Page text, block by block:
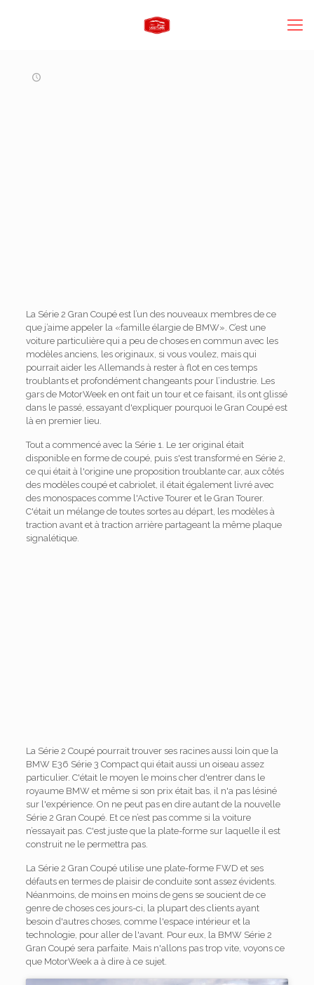
La Série 2 Gran Coupé est l’un des nouveaux membres de ce
que j’aime appeler la «famille élargie de BMW». C’est une
voiture particulière qui a peu de choses en commun avec les
modèles anciens, les originaux, si vous voulez, mais qui
pourrait aider les Allemands à rester à flot en ces temps
troublants et profondément changeants pour l’industrie. Les
gars de MotorWeek en ont fait un tour et ce faisant, ils ont glissé
dans le passé, essayant d'expliquer pourquoi le Gran Coupé est
là en premier lieu.
Tout a commencé avec la Série 1. Le 1er original était
disponible en forme de coupé, puis s'est transformé en Série 2,
ce qui était à l'origine une proposition troublante car, aux côtés
des modèles coupé et cabriolet, il était également livré avec
des monospaces comme l'Active Tourer et le Gran Tourer.
C'était un mélange de toutes sortes au départ, les modèles à
traction avant et à traction arrière partageant la même plaque
signalétique.
La Série 2 Coupé pourrait trouver ses racines aussi loin que la
BMW E36 Série 3 Compact qui était aussi un oiseau assez
particulier. C'était le moyen le moins cher d'entrer dans le
royaume BMW et même si son prix était bas, il n'a pas lésiné
sur l'expérience. On ne peut pas en dire autant de la nouvelle
Série 2 Gran Coupé. Et ce n’est pas comme si la voiture
n’essayait pas. C'est juste que la plate-forme sur laquelle il est
construit ne le permettra pas.
La Série 2 Gran Coupé utilise une plate-forme FWD et ses
défauts en termes de plaisir de conduite sont assez évidents.
Néanmoins, de moins en moins de gens se soucient de ce
genre de choses ces jours-ci, la plupart des clients ayant
besoin d'autres choses, comme l'espace intérieur et la
technologie, pour aller de l'avant. Pour eux, la BMW Série 2
Gran Coupé sera parfaite. Mais n'allons pas trop vite, voyons ce
que MotorWeek a à dire à ce sujet.